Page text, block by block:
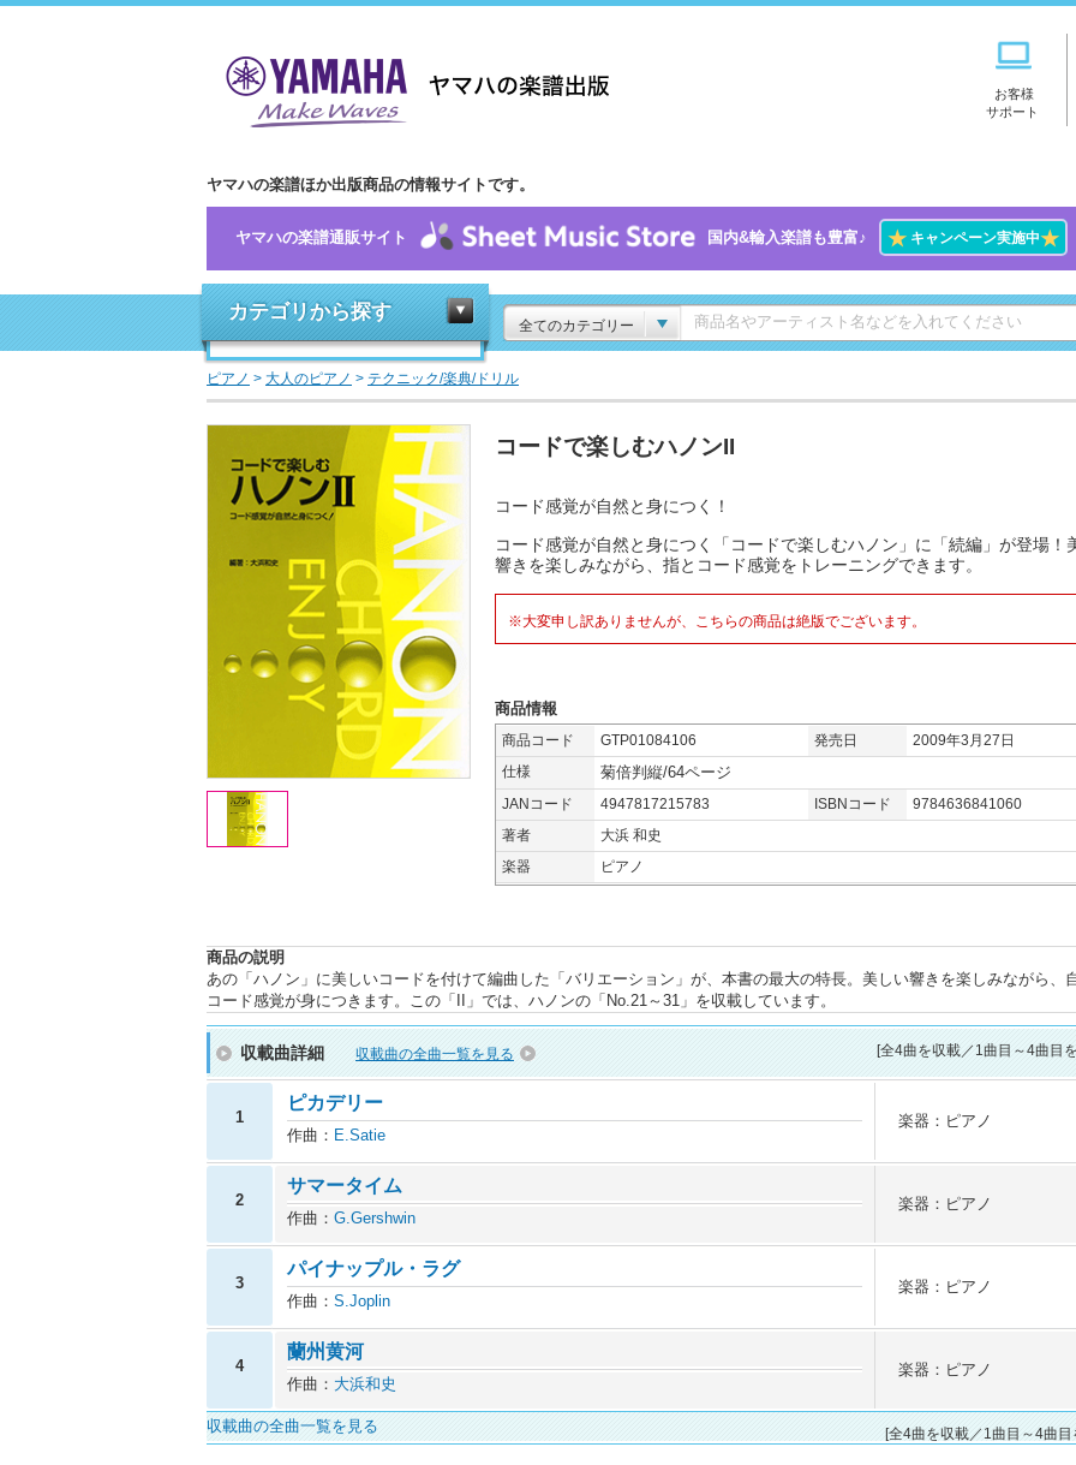
お客様
サポート
ヤマハの楽譜ほか出版商品の情報サイトです。
ヤマハの楽譜通販サイト 国内&輸入楽譜も豊富♪ ★キャンペーン実施中★
カテゴリから探す
全てのカテゴリー
ピアノ > 大人のピアノ > テクニック/楽典/ドリル
コードで楽しむハノンII
コード感覚が自然と身につく！
コード感覚が自然と身につく「コードで楽しむハノン」に「続編」が登場！
響きを楽しみながら、指とコード感覚をトレーニングできます。
※大変申し訳ありませんが、こちらの商品は絶版でございます。
商品情報
商品コード GTP01084106 発売日
2009年3月27日
仕様
菊倍判縦/64ページ
JANコード 4947817215783 ISBNコード
9784636841060
著者
大浜 和史
楽器
ピアノ
商品の説明
あの「ハノン」に美しいコードを付けて編曲した「バリエーション」が、本書の最大の特長。美しい響きを楽しみながら、
コード感覚が身につきます。この「II」では、ハノンの「No.21～31」を収載しています。
収載曲詳細 収載曲の全曲一覧を見る [全4曲を収載／1曲目～4曲目
1
ピカデリー
作曲： E.Satie
楽器：ピアノ
2
サマータイム
作曲： G.Gershwin
楽器：ピアノ
3
パイナップル・ラグ
作曲： S.Joplin
楽器：ピアノ
4
蘭州黄河
作曲： 大浜和史
楽器：ピアノ
収載曲の全曲一覧を見る [全4曲を収載／1曲目～4曲目